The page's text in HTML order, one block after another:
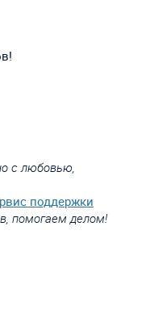
с любовью,
поддержки
помогаем делом!